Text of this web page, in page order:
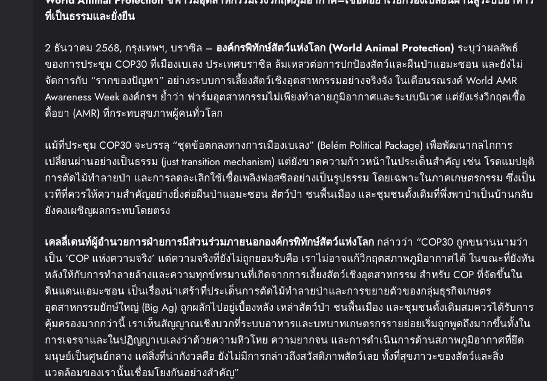
ที่เป็นธรรมและยั่งยืน
2 ธันวาคม 2568, กรุงเทพฯ, บราซิล – องค์กรพิทักษ์สัตว์แห่งโลก (World Animal Protection) ระบุว่าผลลัพธ์
ของการประชุม COP30 ที่เมืองเบเลง ประเทศบราซิล ล้มเหลวต่อการปกป้องสัตว์และผืนป่าแอมะซอน และยังไม่
จัดการกับ “รากของปัญหา” อย่างระบบการเลี้ยงสัตว์เชิงอุตสาหกรรมอย่างจริงจัง ในเดือนรณรงค์ World AMR
Awareness Week องค์กรฯ ย้ำว่า ฟาร์มอุตสาหกรรมไม่เพียงทำลายภูมิอากาศและระบบนิเวศ แต่ยังเร่งวิกฤตเชื้อ
ดื้อยา (AMR) ที่กระทบสุขภาพผู้คนทั่วโลก
แม้ที่ประชุม COP30 จะบรรลุ “ชุดข้อตกลงทางการเมืองเบเลง” (Belém Political Package) เพื่อพัฒนากลไกการ
เปลี่ยนผ่านอย่างเป็นธรรม (just transition mechanism) แต่ยังขาดความก้าวหน้าในประเด็นสำคัญ เช่น โรดแมปยุติ
การตัดไม้ทำลายป่า และการลดละเลิกใช้เชื้อเพลิงฟอสซิลอย่างเป็นรูปธรรม โดยเฉพาะในภาคเกษตรกรรม ซึ่งเป็น
เวทีที่ควรให้ความสำคัญอย่างยิ่งต่อผืนป่าแอมะซอน สัตว์ป่า ชนพื้นเมือง และชุมชนดั้งเดิมที่พึ่งพาป่าเป็นบ้านกลับ
ยังคงเผชิญผลกระทบโดยตรง
เคลลี่เดนท์ผู้อำนวยการฝ่ายการมีส่วนร่วมภายนอกองค์กรพิทักษ์สัตว์แห่งโลก กล่าวว่า “COP30 ถูกขนานนามว่า
เป็น ‘COP แห่งความจริง’ แต่ความจริงที่ยังไม่ถูกยอมรับคือ เราไม่อาจแก้วิกฤตสภาพภูมิอากาศได้ ในขณะที่ยังหัน
หลังให้กับการทำลายล้างและความทุกข์ทรมานที่เกิดจากการเลี้ยงสัตว์เชิงอุตสาหกรรม สำหรับ COP ที่จัดขึ้นใน
ดินแดนแอมะซอน เป็นเรื่องน่าเศร้าที่ประเด็นการตัดไม้ทำลายป่าและการขยายตัวของกลุ่มธุรกิจเกษตร
อุตสาหกรรมยักษ์ใหญ่ (Big Ag) ถูกผลักไปอยู่เบื้องหลัง เหล่าสัตว์ป่า ชนพื้นเมือง และชุมชนดั้งเดิมสมควรได้รับการ
คุ้มครองมากกว่านี้ เราเห็นสัญญาณเชิงบวกที่ระบบอาหารและบทบาทเกษตรกรรายย่อยเริ่มถูกพูดถึงมากขึ้นทั้งใน
การเจรจาและในปฏิญญาเบเลงว่าด้วยความหิวโหย ความยากจน และการดำเนินการด้านสภาพภูมิอากาศที่ยึด
มนุษย์เป็นศูนย์กลาง แต่สิ่งที่น่ากังวลคือ ยังไม่มีการกล่าวถึงสวัสดิภาพสัตว์เลย ทั้งที่สุขภาวะของสัตว์และสิ่ง
แวดล้อมของเรานั้นเชื่อมโยงกันอย่างสำคัญ”